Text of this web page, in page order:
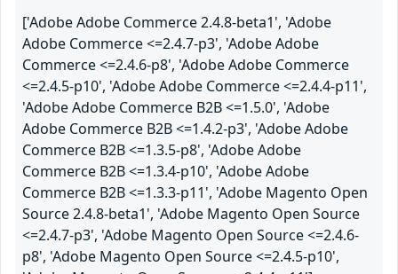
['Adobe Adobe Commerce 2.4.8-beta1', 'Adobe
Adobe Commerce <=2.4.7-p3', 'Adobe Adobe
Commerce <=2.4.6-p8', 'Adobe Adobe Commerce
<=2.4.5-p10', 'Adobe Adobe Commerce <=2.4.4-p11',
'Adobe Adobe Commerce B2B <=1.5.0', 'Adobe
Adobe Commerce B2B <=1.4.2-p3', 'Adobe Adobe
Commerce B2B <=1.3.5-p8', 'Adobe Adobe
Commerce B2B <=1.3.4-p10', 'Adobe Adobe
Commerce B2B <=1.3.3-p11', 'Adobe Magento Open
Source 2.4.8-beta1', 'Adobe Magento Open Source
<=2.4.7-p3', 'Adobe Magento Open Source <=2.4.6-
p8', 'Adobe Magento Open Source <=2.4.5-p10',